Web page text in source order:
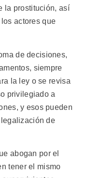
la prostitución, así
actores que
de decisiones,
siempre
la ley o se revisa
privilegiado a
y esos pueden
de
abogan por el
tener el mismo